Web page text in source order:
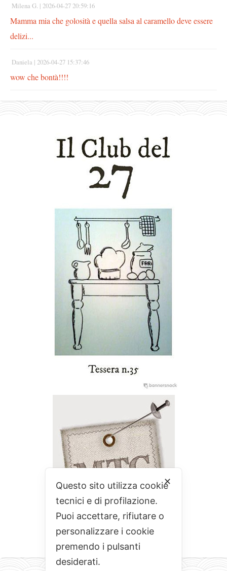
Milena G. | 2026-04-27 20:59:16
Mamma mia che golosità e quella salsa al caramello deve essere
delizi...
Daniela | 2026-04-27 15:37:46
wow che bontà!!!!
✕
Questo sito utilizza cookie
tecnici e di profilazione.
Puoi accettare, rifiutare o
personalizzare i cookie
premendo i pulsanti
desiderati.